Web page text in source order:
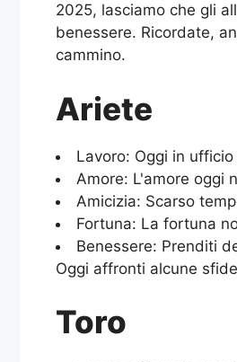
2025, lasciamo che gli
benessere. Ricordate,
cammino.
Ariete
Lavoro: Oggi in
Amore: L'amore oggi
Amicizia: Scarso
Fortuna: La fortuna
Benessere: Prenditi
Oggi affronti alcune
Toro